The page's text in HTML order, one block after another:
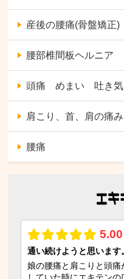
産後の腰痛(骨盤矯正)
腰部椎間板ヘルニア
頭痛 めまい 吐き気
肩こり、首、肩の痛み
腰痛